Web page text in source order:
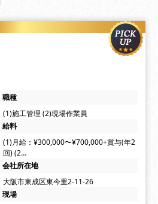
職種
(1)施工管理 (2)現場作業員
給料
(1)月給：¥300,000〜¥700,000+賞与(年2
回) (2…
会社所在地
大阪市東成区東今里2-11-26
現場